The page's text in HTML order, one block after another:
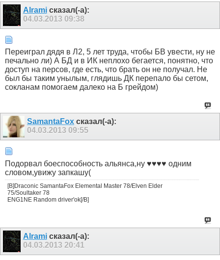
Alramiсказал(-а):
04.03.2013 09:38
Переиграл дядя в Л2, 5 лет труда, чтобы БВ увести, ну не
печально ли) А БД и в ИК неплохо бегается, понятно, что
доступ на персов, где есть, что брать он не получал. Не
был бы таким унылым, глядишь ДК перепало бы сетом,
сокланам помогаем далеко на Б грейдом)
SamantaFox сказал(-а):
04.03.2013 09:55
Подорвал боеспособность альянса,ну ♥♥♥♥ одним
словом,увижу запкашу(
[B]Draconic SamantaFox Elemental Master 78/Elven Elder
75/Soultaker 78
ENG1NE Random driver'ok[/B]
Alramiсказал(-а):
04.03.2013 20:41